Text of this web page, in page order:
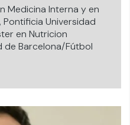
Medicina Interna y en
Universidad
en Nutricion
de Barcelona/Fútbol